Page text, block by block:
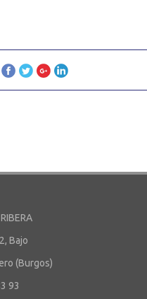
Bajo
(Burgos)
93